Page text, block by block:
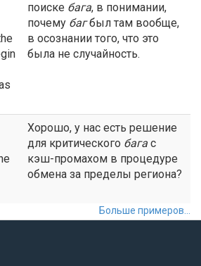
поиске бага, в понимании,
почему багбыл там вообще,
в осознании того, что это
была не случайность.
Хорошо, у нас есть решение
для критического бага с
кэш-промахом в процедуре
обмена за пределы региона?
Больше примеров...